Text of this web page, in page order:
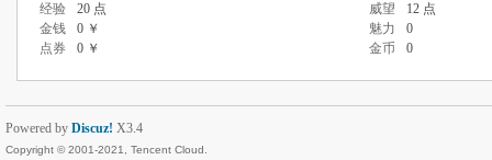
经验
20 点 威望
12 点
金钱
0 ￥ 魅力
0
点券
0 ￥ 金币 0
Powered by Discuz! X3.4
Copyright © 2001-2021, Tencent Cloud.